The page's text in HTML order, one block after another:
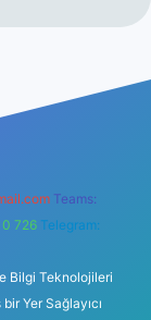
Teams:
726 Telegram:
Bilgi Teknolojileri
Yer Sağlayıcı